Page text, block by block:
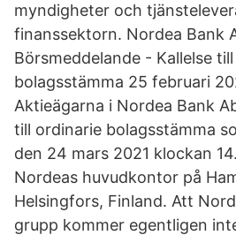
myndigheter och
finanssektorn. Nordea Bank
Börsmeddelande - Kallelse
bolagsstämma 25 februari
Aktieägarna i Nordea Bank
till ordinarie bolagsstämma
den 24 mars 2021 klockan
Nordeas huvudkontor på
Helsingfors, Finland. Att
grupp kommer egentligen